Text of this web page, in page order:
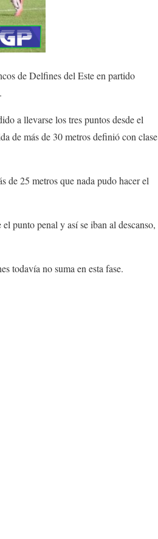
de Delfines del Este en partido
a llevarse los tres puntos desde el
de más de 30 metros definió con clase
de 25 metros que nada pudo hacer el
punto penal y así se iban al descanso,
todavía no suma en esta fase.